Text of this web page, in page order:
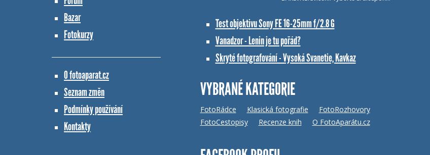
Bazar
Fotokurzy
O fotoaparat.cz
Seznam změn
Podmínky používání
Kontakty
Test objektivu Sony FE 16-25mm f/2.8 G
Vanadzor - Lenin je tu pořád?
Skryté fotografování - Vysoká Svanetie, Kavkaz
VYBRANÉ KATEGORIE
FotoRádce Klasická fotografie
FotoRozhovory
FotoCestopisy
Recenze knih O FotoAparátu.cz